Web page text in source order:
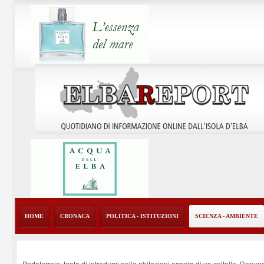
HOME CRONACA POLITICA - ISTITUZIONI SCIENZA - AMBIENTE